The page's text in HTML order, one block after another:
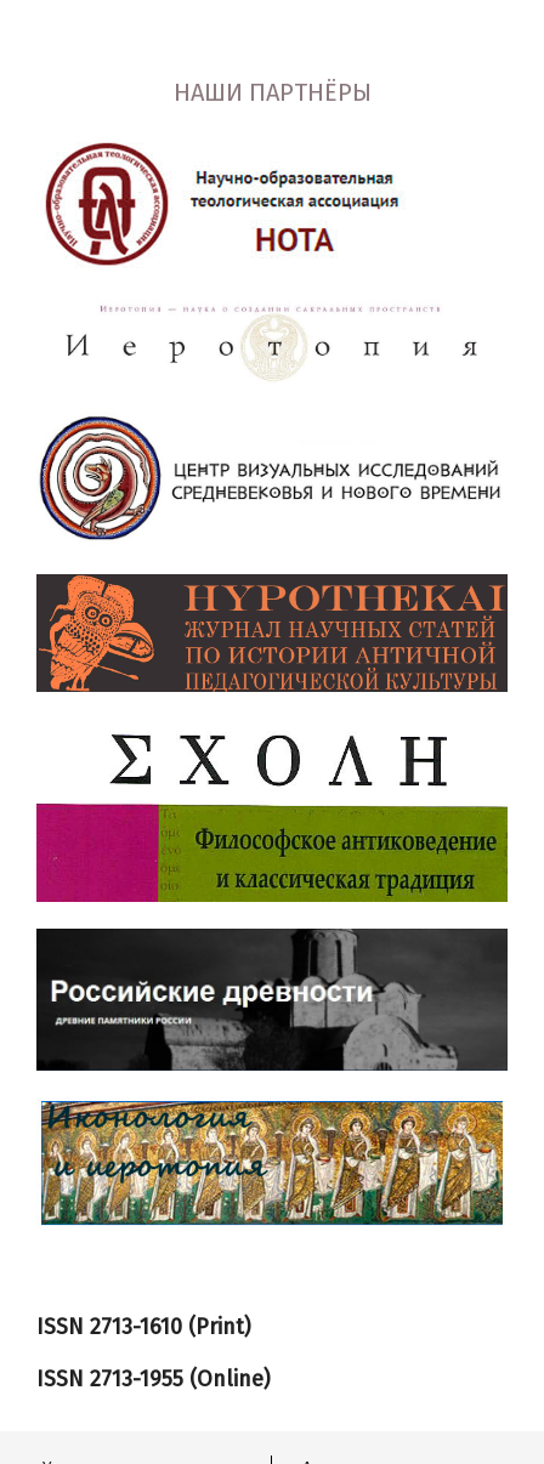
НАШИ ПАРТНЁРЫ
ISSN 2713-1610 (Print)
ISSN 2713-1955 (Online)